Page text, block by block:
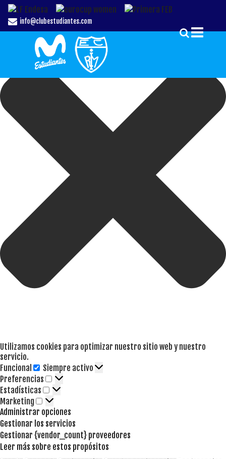
Gestionar el Consentimiento de las Cookies
Utilizamos cookies para optimizar nuestro sitio web y nuestro
servicio.
Funcional
Funcional
Siempre activo
Preferencias
Preferencias
Estadísticas Estadísticas
Marketing Marketing
Administrar opciones
Gestionar los servicios
Gestionar {vendor_count} proveedores
Leer más sobre estos propósitos
info@clubestudiantes.com